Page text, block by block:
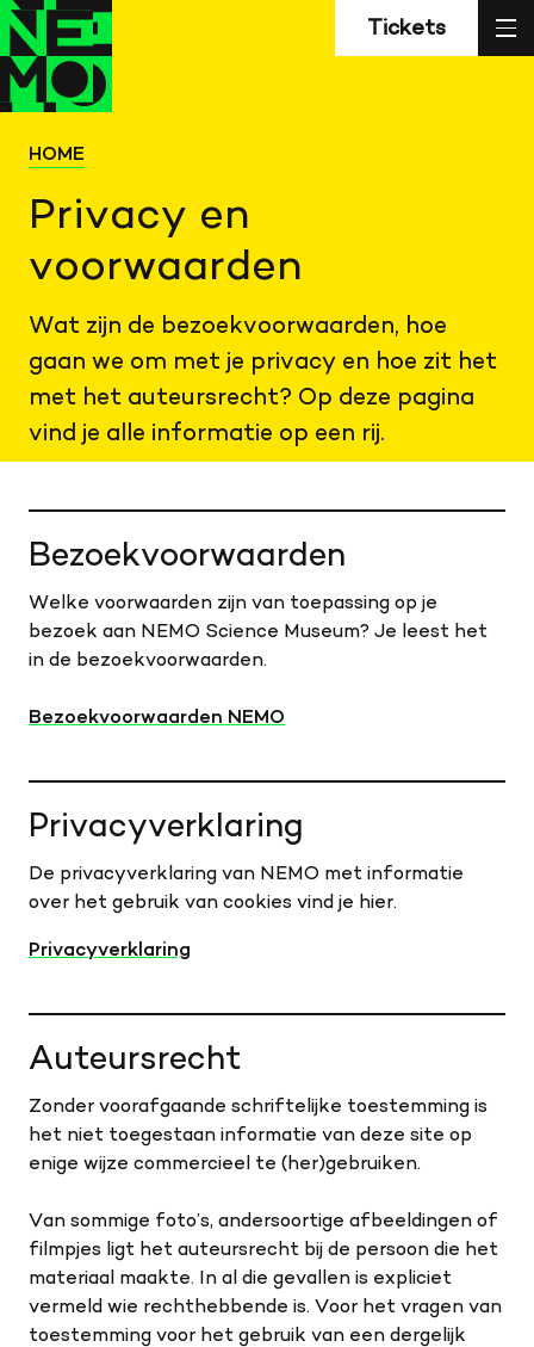
Terug
naar
home
Terug
naar
home
Tickets
HOME
Privacy en
voorwaarden
Wat zijn de bezoekvoorwaarden, hoe
gaan we om met je privacy en hoe zit het
met het auteursrecht? Op deze pagina
vind je alle informatie op een rij.
Bezoekvoorwaarden
Welke voorwaarden zijn van toepassing op je
bezoek aan NEMO Science Museum? Je leest het
in de bezoekvoorwaarden.
Bezoekvoorwaarden NEMO
Privacyverklaring
De privacyverklaring van NEMO met informatie
over het gebruik van cookies vind je hier.
Privacyverklaring
Auteursrecht
Zonder voorafgaande schriftelijke toestemming is
het niet toegestaan informatie van deze site op
enige wijze commercieel te (her)gebruiken.
Van sommige foto’s, andersoortige afbeeldingen of
filmpjes ligt het auteursrecht bij de persoon die het
materiaal maakte. In al die gevallen is expliciet
vermeld wie rechthebbende is. Voor het vragen van
toestemming voor het gebruik van een dergelijk